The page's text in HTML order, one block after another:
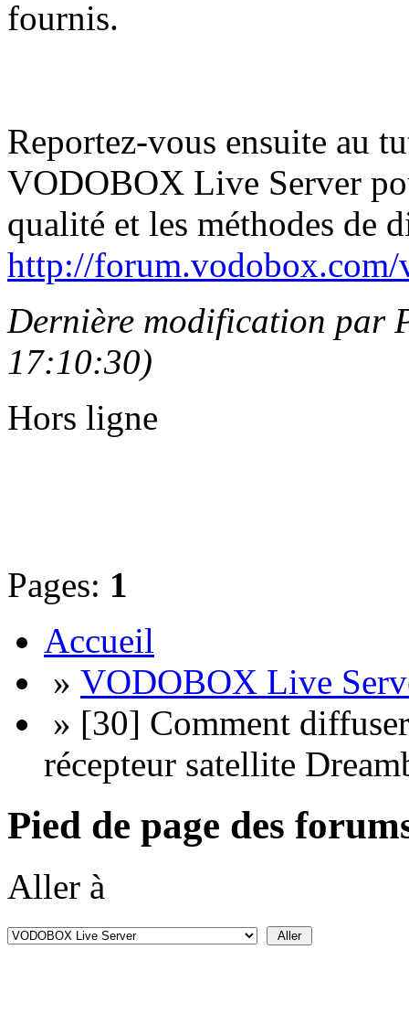
fournis.
Reportez-vous ensuite au
VODOBOX Live Server
qualité et les méthodes de
http://
Dernière modification par
17:10:30)
Hors ligne
Pages: 1
Accueil
» VODOBOX Live
» [30] Comment
récepteur satellite
Pied de page des
Aller à